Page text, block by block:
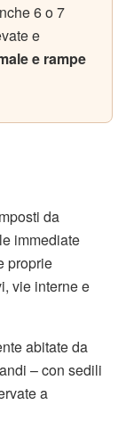
6 o 7
e
e rampe
da
immediate
proprie
vie interne e
abitate da
– con sedili
a